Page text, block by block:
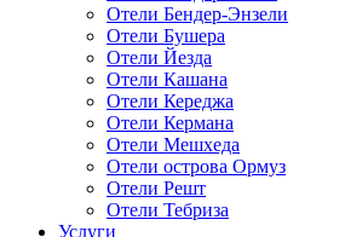
Отели Бендер-Энзели
Отели Бушера
Отели Йезда
Отели Кашана
Отели Кереджа
Отели Кермана
Отели Мешхеда
Отели острова Ормуз
Отели Решт
Отели Тебриза
Услуги